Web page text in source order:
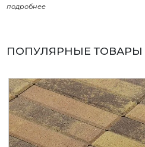
подробнее
ПОПУЛЯРНЫЕ ТОВАРЫ